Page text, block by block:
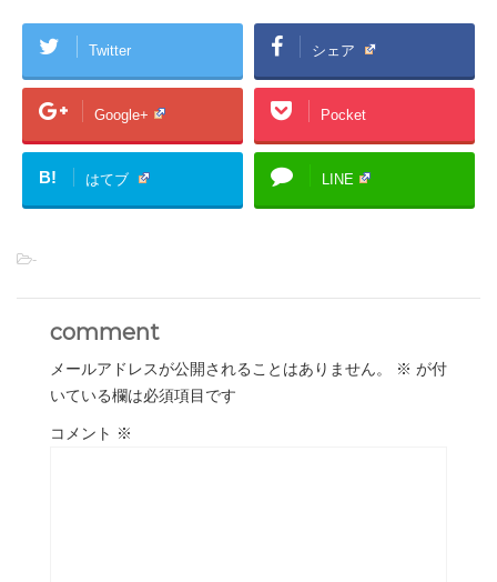
Twitter シェア
Google+ Pocket
B! はてブ LINE
-
comment
メールアドレスが公開されることはありません。 ※ が付
いている欄は必須項目です
コメント ※